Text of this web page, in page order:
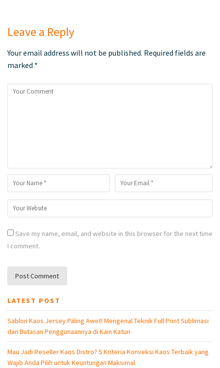
Leave a Reply
Your email address will not be published. Required fields are
marked *
Save my name, email, and website in this browser for the next time
I comment.
LATEST POST
Sablon Kaos Jersey Paling Awet! Mengenal Teknik Full Print Sublimasi
dan Batasan Penggunaannya di Kain Katun
Mau Jadi Reseller Kaos Distro? 5 Kriteria Konveksi Kaos Terbaik yang
Wajib Anda Pilih untuk Keuntungan Maksimal